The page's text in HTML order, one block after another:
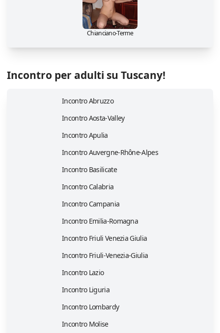
Chianciano-Terme
Incontro per adulti su Tuscany!
Incontro Abruzzo
Incontro Aosta-Valley
Incontro Apulia
Incontro Auvergne-Rhône-Alpes
Incontro Basilicate
Incontro Calabria
Incontro Campania
Incontro Emilia-Romagna
Incontro Friuli Venezia Giulia
Incontro Friuli-Venezia-Giulia
Incontro Lazio
Incontro Liguria
Incontro Lombardy
Incontro Molise